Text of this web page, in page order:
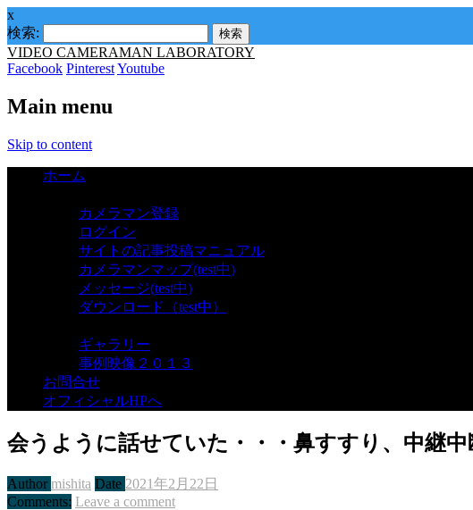
x
検索:
VIDEO CAMERAMAN LABORATORY
Facebook PinterestYoutube
Main menu
Skip to content
ホーム
カメラマン登録
ログイン
サイトの記事投稿マニュアル
カメラマンマップ(test中)
メッセージ(test中)
ダウンロード（test中）
ギャラリー
事例映像２０１３
お問合せ
オフィシャルHPへ
会うように話せていた・・・鼻すすり、中継
Author mishita Date 2021年2月22日
Comments: Leave a comment